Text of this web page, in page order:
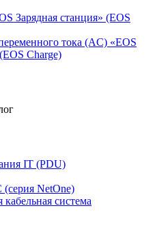
Зарядная станция» (EOS
тока (AC) «EOS
Charge)
IT (PDU)
NetOne)
система